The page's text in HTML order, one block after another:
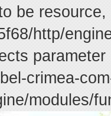
be
http/
crimea-
modules/